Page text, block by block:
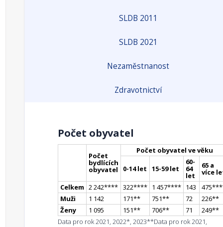
SLDB 2011
SLDB 2021
Nezaměstnanost
Zdravotnictví
Počet obyvatel
Počet
bydlících
obyvatel
Počet obyvatel ve věku
0-14 let 15-59 let
60-
64
let
65 a
více
Celkem 2 242**** 322**** 1 457**** 143 475**
Muži
1 142 171** 751** 72 226**
Ženy
1 095 151** 706** 71 249**
Data pro rok 2021, 2022*, 2023**Data pro rok 2021,